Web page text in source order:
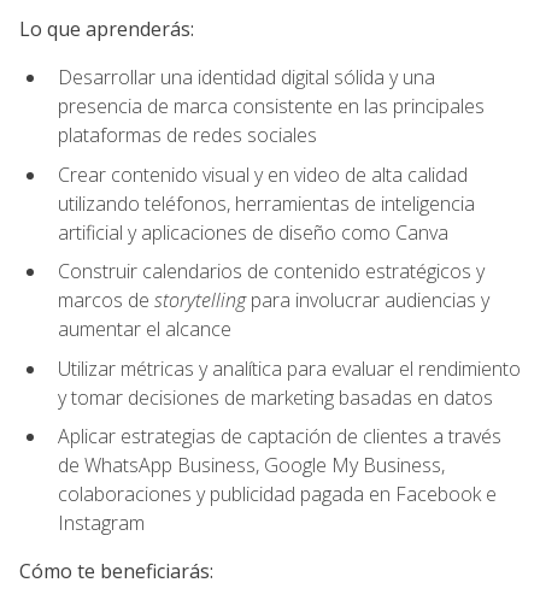
Lo que aprenderás:
Desarrollar una identidad digital sólida y una
presencia de marca consistente en las principales
plataformas de redes sociales
Crear contenido visual y en video de alta calidad
utilizando teléfonos, herramientas de inteligencia
artificial y aplicaciones de diseño como Canva
Construir calendarios de contenido estratégicos y
marcos de storytellingpara involucrar audiencias y
aumentar el alcance
Utilizar métricas y analítica para evaluar el rendimiento
y tomar decisiones de marketing basadas en datos
Aplicar estrategias de captación de clientes a través
de WhatsApp Business, Google My Business,
colaboraciones y publicidad pagada en Facebook e
Instagram
Cómo te beneficiarás: